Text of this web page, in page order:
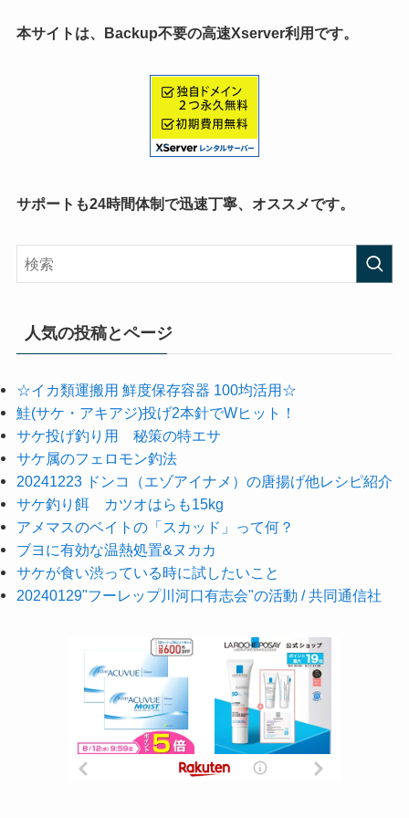
本サイトは、Backup不要の高速Xserver利用です。
サポートも24時間体制で迅速丁寧、オススメです。
人気の投稿とページ
☆イカ類運搬用 鮮度保存容器 100均活用☆
鮭(サケ・アキアジ)投げ2本針でWヒット！
サケ投げ釣り用 秘策の特エサ
サケ属のフェロモン釣法
20241223 ドンコ（エゾアイナメ）の唐揚げ他レシピ紹介
サケ釣り餌 カツオはらも15kg
アメマスのベイトの「スカッド」って何？
ブヨに有効な温熱処置&ヌカカ
サケが食い渋っている時に試したいこと
20240129"フーレップ川河口有志会"の活動 / 共同通信社